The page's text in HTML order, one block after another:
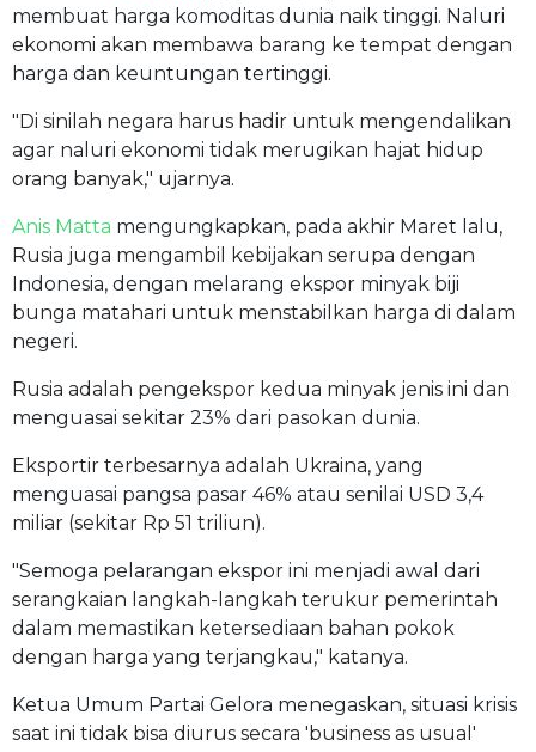
membuat harga komoditas dunia naik tinggi. Naluri
ekonomi akan membawa barang ke tempat dengan
harga dan keuntungan tertinggi.
"Di sinilah negara harus hadir untuk mengendalikan
agar naluri ekonomi tidak merugikan hajat hidup
orang banyak," ujarnya.
Anis Matta mengungkapkan, pada akhir Maret lalu,
Rusia juga mengambil kebijakan serupa dengan
Indonesia, dengan melarang ekspor minyak biji
bunga matahari untuk menstabilkan harga di dalam
negeri.
Rusia adalah pengekspor kedua minyak jenis ini dan
menguasai sekitar 23% dari pasokan dunia.
Eksportir terbesarnya adalah Ukraina, yang
menguasai pangsa pasar 46% atau senilai USD 3,4
miliar (sekitar Rp 51 triliun).
"Semoga pelarangan ekspor ini menjadi awal dari
serangkaian langkah-langkah terukur pemerintah
dalam memastikan ketersediaan bahan pokok
dengan harga yang terjangkau," katanya.
Ketua Umum Partai Gelora menegaskan, situasi krisis
saat ini tidak bisa diurus secara 'business as usual'